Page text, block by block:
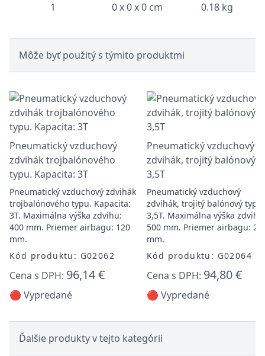
1 0 x 0 x 0 cm 0.18 kg
Môže byť použitý s týmito produktmi
Pneumatický vzduchový
zdvihák trojbalónového
typu. Kapacita: 3T
Pneumatický vzduchový zdvihák
trojbalónového typu. Kapacita:
3T. Maximálna výška zdvihu:
400 mm. Priemer airbagu: 120
mm.
Kód produktu: G02062
Cena s DPH: 96,14 €
🔴 Vypredané
Pneumatický vzduchový
zdvihák, trojitý balónový
3,5T
Pneumatický vzduchový
zdvihák, trojitý balónový typ,
3,5T. Maximálna výška
500 mm. Priemer airbagu:
mm.
Kód produktu: G02064
Cena s DPH: 94,80 €
🔴 Vypredané
Ďalšie produkty v tejto kategórii